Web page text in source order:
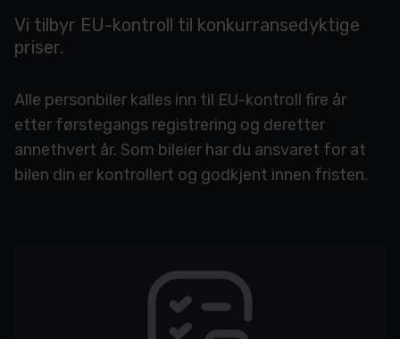
Vi tilbyr EU-kontroll til konkurransedyktige
priser.
Alle personbiler kalles inn til EU-kontroll fire år
etter førstegangs registrering og deretter
annethvert år. Som bileier har du ansvaret for at
bilen din er kontrollert og godkjent innen fristen.